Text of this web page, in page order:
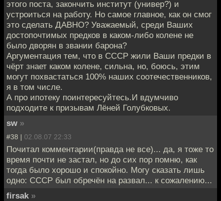
этого поста, закончить институт (универ?) и
устроиться на работу. Но самое главное, как он смог
это сделать ДАВНО? Уважаемый, среди Ваших
достопочтимых предков в каком-либо колене не
было дворян в звании барона?
Аргументация тем, что в СССР жили Ваши предки в
чёрт знает каком колене, сильна, но, боюсь, этим
могут похвастаться 100% наших соотечественников,
я в том числе.
А про ипотеку поинтересуйтесь.И вдумчиво
подходите к призывам Лёней Голубковых.
sw »
#38 | 02.08.07 22:33
Почитал комментарии(правда не все)... да, я тоже то
время почти не застал, но до сих пор помню, как
тогда было хорошо и спокойно. Могу сказать лишь
одно: СССР был обречён на развал... к сожалению...
firsak »